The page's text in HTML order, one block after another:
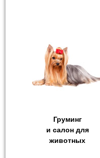
Груминг
и салон для
животных